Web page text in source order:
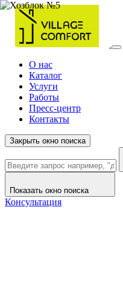
О нас
Каталог
Услуги
Работы
Пресс-центр
Контакты
Закрыть окно поиска
Показать окно поиска
Консультация